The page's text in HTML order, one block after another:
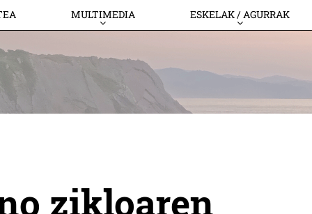
MULTIMEDIA ESKELAK / AGURRAK
zikloaren